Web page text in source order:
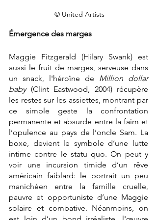
© United Artists
Émergence des marges
Maggie Fitzgerald (Hilary Swank) est
aussi le fruit de marges, serveuse dans
un snack, l'héroïne de Million dollar
baby (Clint Eastwood, 2004) récupère
les restes sur les assiettes, montrant par
ce simple geste la confrontation
permanente et absurde entre la faim et
l’opulence au pays de l’oncle Sam. La
boxe, devient le symbole d’une lutte
intime contre le statu quo. On peut y
voir une incursion timide d’un rêve
américain faiblard: le portrait un peu
manichéen entre la famille cruelle,
pauvre et opportuniste d’une Maggie
solaire et combative. Néanmoins, on